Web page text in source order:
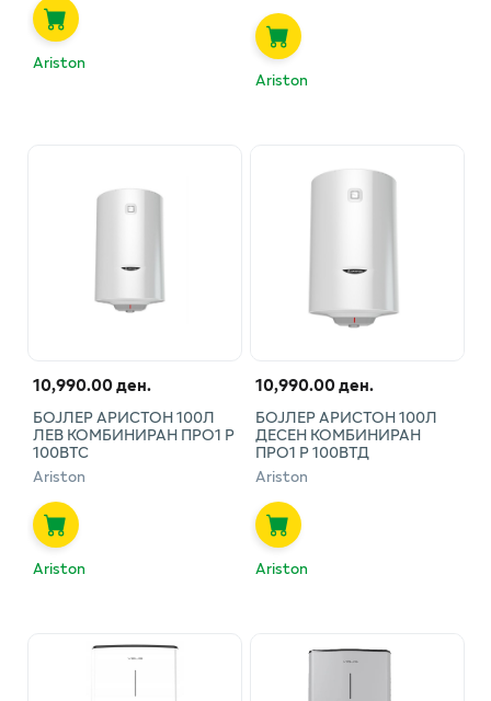
Ariston
Ariston
10,990.00 ден.
БОЈЛЕР АРИСТОН 100Л
ЛЕВ КОМБИНИРАН ПРО1 Р
100ВТС
Ariston
Ariston
10,990.00 ден.
БОЈЛЕР АРИСТОН 100Л
ДЕСЕН КОМБИНИРАН
ПРО1 Р 100ВТД
Ariston
Ariston